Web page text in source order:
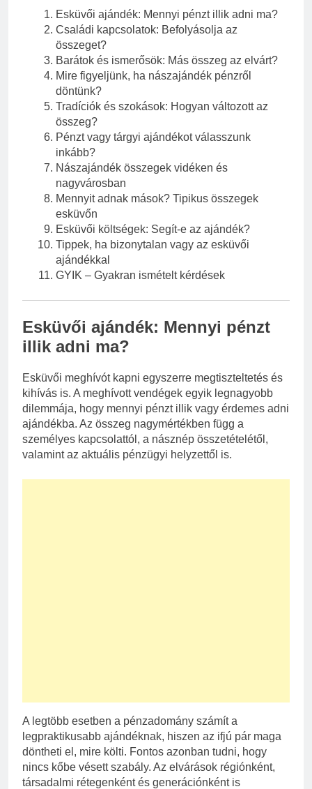
Esküvői ajándék: Mennyi pénzt illik adni ma?
Családi kapcsolatok: Befolyásolja az
összeget?
Barátok és ismerősök: Más összeg az elvárt?
Mire figyeljünk, ha nászajándék pénzről
döntünk?
Tradíciók és szokások: Hogyan változott az
összeg?
Pénzt vagy tárgyi ajándékot válasszunk
inkább?
Nászajándék összegek vidéken és
nagyvárosban
Mennyit adnak mások? Tipikus összegek
esküvőn
Esküvői költségek: Segít-e az ajándék?
Tippek, ha bizonytalan vagy az esküvői
ajándékkal
GYIK – Gyakran ismételt kérdések
Esküvői ajándék: Mennyi pénzt
illik adni ma?
Esküvői meghívót kapni egyszerre megtiszteltetés és
kihívás is. A meghívott vendégek egyik legnagyobb
dilemmája, hogy mennyi pénzt illik vagy érdemes adni
ajándékba. Az összeg nagymértékben függ a
személyes kapcsolattól, a násznép összetételétől,
valamint az aktuális pénzügyi helyzettől is.
A legtöbb esetben a pénzadomány számít a
legpraktikusabb ajándéknak, hiszen az ifjú pár maga
döntheti el, mire költi. Fontos azonban tudni, hogy
nincs kőbe vésett szabály. Az elvárások régiónként,
társadalmi rétegenként és generációnként is